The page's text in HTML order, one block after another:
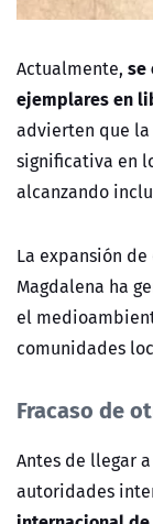
Actualmente, se
ejemplares en
advierten que
significativa en
alcanzando
La expansión
Magdalena ha
el
comunidades
Fracaso de
Antes de llegar
autoridades